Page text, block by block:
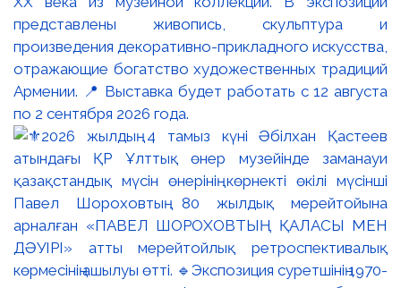
представлены живопись, скульптура и
произведения декоративно-прикладного искусства,
отражающие богатство художественных традиций
Армении. 📍 Выставка будет работать с 12 августа
по 2 сентября 2026 года.